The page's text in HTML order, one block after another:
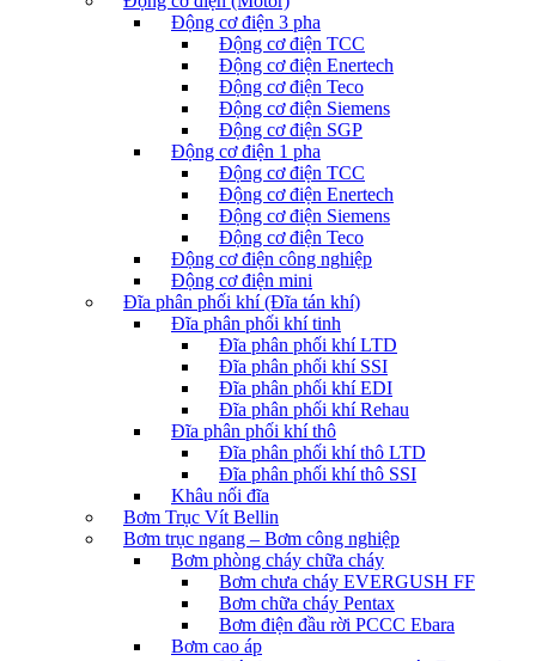
Động cơ điện 3 pha
Động cơ điện TCC
Động cơ điện Enertech
Động cơ điện Teco
Động cơ điện Siemens
Động cơ điện SGP
Động cơ điện 1 pha
Động cơ điện TCC
Động cơ điện Enertech
Động cơ điện Siemens
Động cơ điện Teco
Động cơ điện công nghiệp
Động cơ điện mini
Đĩa phân phối khí (Đĩa tán khí)
Đĩa phân phối khí tinh
Đĩa phân phối khí LTD
Đĩa phân phối khí SSI
Đĩa phân phối khí EDI
Đĩa phân phối khí Rehau
Đĩa phân phối khí thô
Đĩa phân phối khí thô LTD
Đĩa phân phối khí thô SSI
Khâu nối đĩa
Bơm Trục Vít Bellin
Bơm trục ngang – Bơm công nghiệp
Bơm phòng cháy chữa cháy
Bơm chưa cháy EVERGUSH FF
Bơm chữa cháy Pentax
Bơm điện đầu rời PCCC Ebara
Bơm cao áp